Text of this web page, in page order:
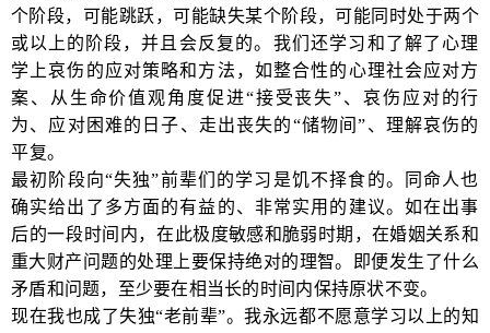
个阶段，可能跳跃，可能缺失某个阶段，可能同时处于两个
或以上的 阶段，并且会反复的。我们还学习和了解了心理
学上哀伤的应对策略和方法，如整合性的心理社会应对方
案、从生命价值观角度促进“接受丧失”、哀伤应对的行
为、应对困难的日子、走出丧失的“储物间”、理解哀伤的
平复。
最初阶段向“失独”前辈们的学习是饥不择食的。同命人也
确实给出了多方面的有益的、非常实用的建议。如在出事
后的一段时间内，在此极度敏感和脆弱时期，在婚姻关系和
重大财产问题的处理上要保持绝对的理智。即便发生了什么
矛盾和问题，至少要在相当长的时间内保持原状不变。
现在我也成了失独“老前辈”。我永远都不愿意学习以上的知